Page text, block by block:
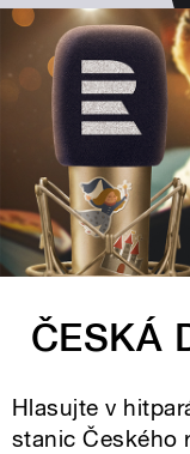
ČESKÁ
Hlasujte v
stanic Českého